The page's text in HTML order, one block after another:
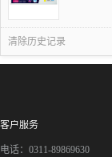
清除历史记录
客户服务
电话：0311-89869630